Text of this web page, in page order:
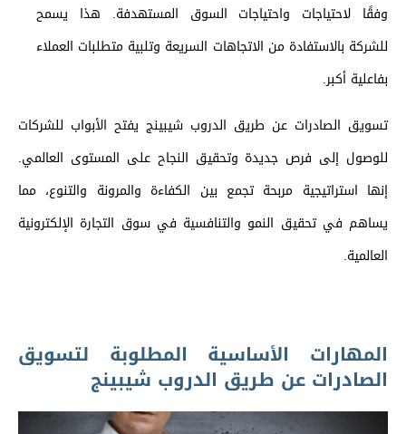
وفقًا لاحتياجات واحتياجات السوق المستهدفة. هذا يسمح
للشركة بالاستفادة من الاتجاهات السريعة وتلبية متطلبات العملاء
بفاعلية أكبر.
تسويق الصادرات عن طريق الدروب شيبينج يفتح الأبواب للشركات
للوصول إلى فرص جديدة وتحقيق النجاح على المستوى العالمي.
إنها استراتيجية مربحة تجمع بين الكفاءة والمرونة والتنوع، مما
يساهم في تحقيق النمو والتنافسية في سوق التجارة الإلكترونية
العالمية.
المهارات الأساسية المطلوبة لتسويق
الصادرات عن طريق الدروب شيبينج